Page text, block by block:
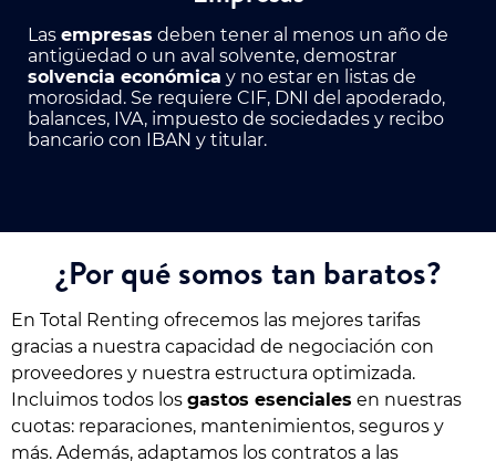
Las empresas deben tener al menos un año de
antigüedad o un aval solvente, demostrar
solvencia económica y no estar en listas de
morosidad. Se requiere CIF, DNI del apoderado,
balances, IVA, impuesto de sociedades y recibo
bancario con IBAN y titular.
¿Por qué somos tan baratos?
En Total Renting ofrecemos las mejores tarifas
gracias a nuestra capacidad de negociación con
proveedores y nuestra estructura optimizada.
Incluimos todos los gastos esenciales en nuestras
cuotas: reparaciones, mantenimientos, seguros y
más. Además, adaptamos los contratos a las